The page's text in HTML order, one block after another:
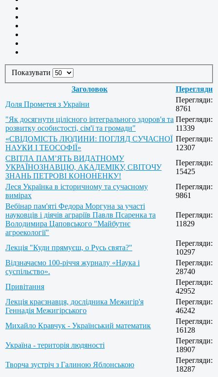
Показувати
Заголовок
Перегляди
Доля Прометея з України
Перегляди:
8761
"Як досягнути цілісного інтегрального здоров'я та
розвитку особистості, сім'ї та громади"
Перегляди:
11339
«СВІДОМІСТЬ ЛЮДИНИ: ПОГЛЯД СУЧАСНОЇ
НАУКИ І ТЕОСОФІЇ»
Перегляди:
12307
СВІТЛА ПАМ’ЯТЬ ВИДАТНОМУ
УКРАЇНОЗНАВЦЮ, АКАДЕМІКУ, СВІТОЧУ
ЗНАНЬ ПЕТРОВІ КОНОНЕНКУ!
Перегляди:
15425
Леся Українка в історичному та сучасному
вимірах
Перегляди:
9861
Вебінар пам'яті Федора Моргуна за участі
науковців і діячів аграріїв Павлв Псаренка та
Володимира Цаповського "Майбутнє
агроекології"
Перегляди:
11829
Лекція "Куди прямуєш, о Русь свята?"
Перегляди:
10297
Відзначаємо 100-річчя журналу «Наука і
суспільство».
Перегляди:
28740
Привітання
Перегляди:
42952
Лекція краєзнавця, дослідника Межигір'я
Геннадія Межигірського
Перегляди:
46242
Михайло Кравчук - Український математик
Перегляди:
16128
Україна - територія людяності
Перегляди:
18907
Творча зустріч з Галиною Яблонською
Перегляди:
18287